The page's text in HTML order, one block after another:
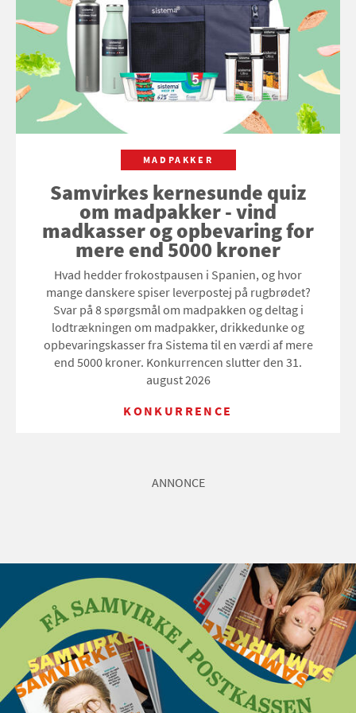
MADPAKKER
Samvirkes kernesunde quiz
om madpakker - vind
madkasser og opbevaring for
mere end 5000 kroner
Hvad hedder frokostpausen i Spanien, og hvor
mange danskere spiser leverpostej på rugbrødet?
Svar på 8 spørgsmål om madpakken og deltag i
lodtrækningen om madpakker, drikkedunke og
opbevaringskasser fra Sistema til en værdi af mere
end 5000 kroner. Konkurrencen slutter den 31.
august 2026
KONKURRENCE
ANNONCE